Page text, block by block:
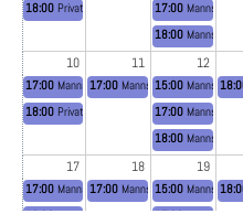
10 11 12
17 18 19
18:00 Privates Jugendtraining17:00
18:00
17:00 Mannschaftstraining Herren 65
18:00 Privates Jugendtraining
17:00 Mannschaftstraining
15:00
17:00
18:00
17:00 Mannschaftstraining Herren 65
17:00 Mannschaftstraining
15:00